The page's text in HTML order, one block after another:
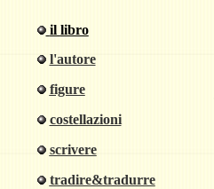
il libro
l'autore
figure
costellazioni
scrivere
tradire&tradurre